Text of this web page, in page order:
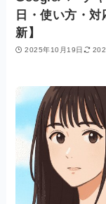
日・使い方・
新】
2025年10月19日